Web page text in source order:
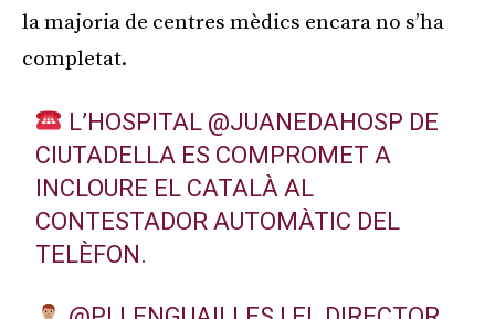
la majoria de centres mèdics encara no s’ha
completat.
L’HOSPITAL @JUANEDAHOSP DE
CIUTADELLA ES COMPROMET A
INCLOURE EL CATALÀ AL
CONTESTADOR AUTOMÀTIC DEL
TELÈFON.